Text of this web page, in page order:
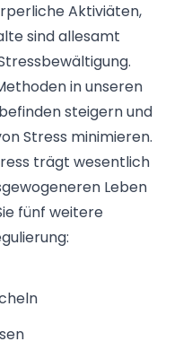
Aktiviäten,
sind allesamt
in unseren
steigern und
Stress minimieren.
trägt wesentlich
Leben
fünf weitere